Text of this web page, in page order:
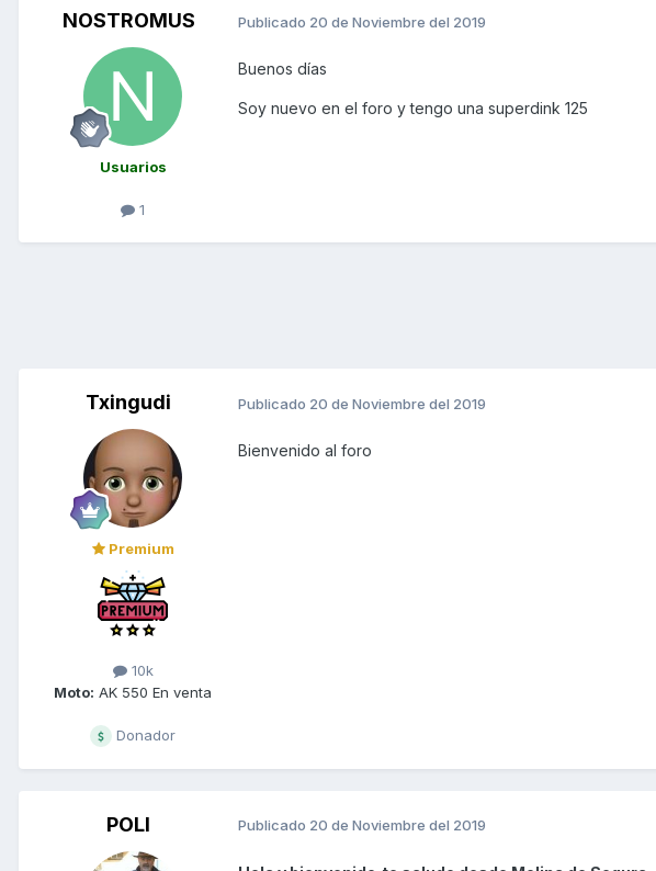
NOSTROMUS
Usuarios
1
Publicado 20 de Noviembre del 2019
Buenos días
Soy nuevo en el foro y tengo una superdink 125
Txingudi
Premium
10k
Moto: AK 550 En venta
Donador
Publicado 20 de Noviembre del 2019
Bienvenido al foro
POLI Publicado 20 de Noviembre del 2019